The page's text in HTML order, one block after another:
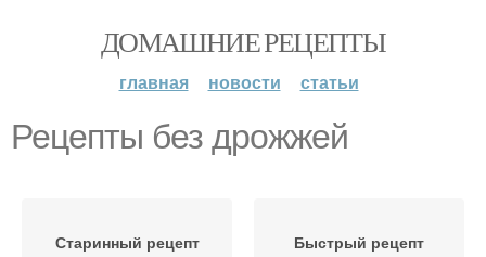
ДОМАШНИЕ РЕЦЕПТЫ
главная новости статьи
Рецепты без дрожжей
Старинный рецепт Быстрый рецепт